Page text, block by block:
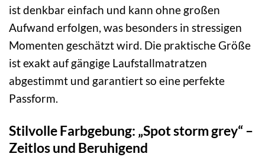
ist denkbar einfach und kann ohne großen
Aufwand erfolgen, was besonders in stressigen
Momenten geschätzt wird. Die praktische Größe
ist exakt auf gängige Laufstallmatratzen
abgestimmt und garantiert so eine perfekte
Passform.
Stilvolle Farbgebung: „Spot storm grey“ –
Zeitlos und Beruhigend